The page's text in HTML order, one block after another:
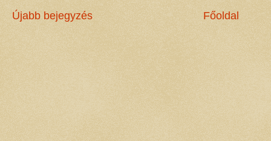
Újabb bejegyzés Főoldal